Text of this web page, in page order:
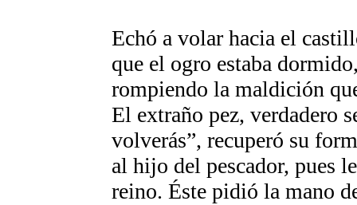
Echó a volar hacia el
que el ogro estaba
rompiendo la maldición
El extraño pez, verdadero
volverás”, recuperó su
al hijo del pescador, pues
reino. Éste pidió la mano